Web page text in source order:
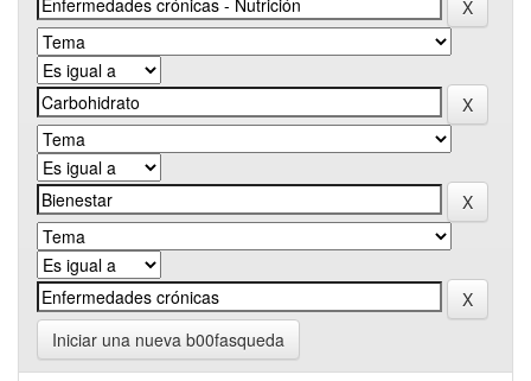
Iniciar una nueva b00fasqueda